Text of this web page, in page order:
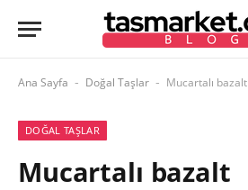
Ana Sayfa - Doğal Taşlar - Mucartalı bazalt
DOĞAL TAŞLAR
Mucartalı bazalt